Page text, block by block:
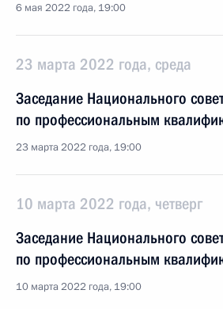
6 мая 2022 года, 19:00
23 марта 2022 года, среда
Заседание Национального
по профессиональным
23 марта 2022 года, 19:00
10 марта 2022 года, четверг
Заседание Национального
по профессиональным
10 марта 2022 года, 19:00